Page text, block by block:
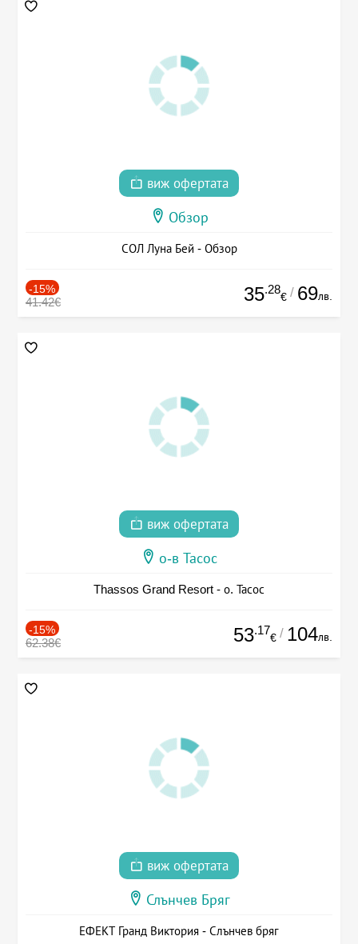
виж офертата
Обзор
СОЛ Луна Бей - Обзор
-15%
41.42€ 35.28
€ / 69лв.
виж офертата
о-в Тасос
Thassos Grand Resort - о. Тасос
-15%
62.38€ 53.17
€ / 104лв.
виж офертата
Слънчев Бряг
ЕФЕКТ Гранд Виктория - Слънчев бряг